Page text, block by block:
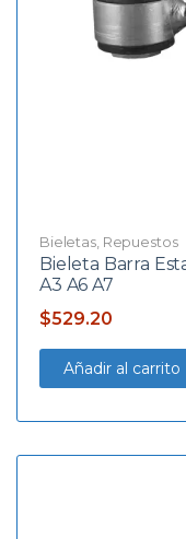
Bieletas, Repuestos
Bieleta Barra
A3 A6 A7
$529.20
Añadir al carrito